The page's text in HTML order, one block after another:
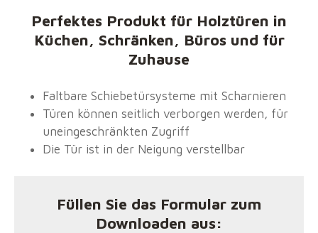
Perfektes Produkt für Holztüren in
Küchen, Schränken, Büros und für
Zuhause
Faltbare Schiebetürsysteme mit Scharnieren
Türen können seitlich verborgen werden, für
uneingeschränkten Zugriff
Die Tür ist in der Neigung verstellbar
Füllen Sie das Formular zum
Downloaden aus: